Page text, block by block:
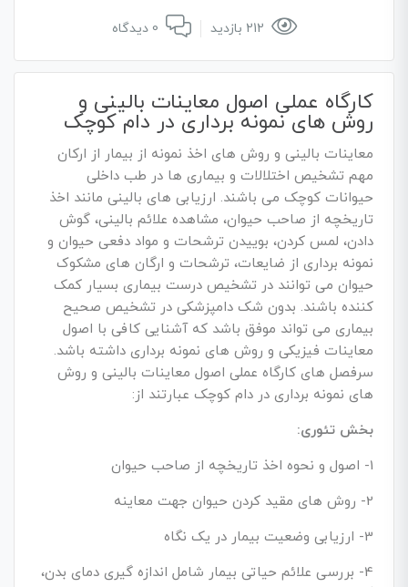
کارگاه عملی اصول معاینات بالینی و
روش های نمونه برداری در دام کوچک
معاینات بالینی و روش های اخذ نمونه از بیمار از ارکان
مهم تشخیص اختلالات و بیماری ها در طب داخلی
حیوانات کوچک می باشند. ارزیابی های بالینی مانند اخذ
تاریخچه از صاحب حیوان، مشاهده علائم بالینی، گوش
دادن، لمس کردن، بوییدن ترشحات و مواد دفعی حیوان و
نمونه برداری از ضایعات، ترشحات و ارگان های مشکوک
حیوان می توانند در تشخیص درست بیماری بسیار کمک
کننده باشند. بدون شک دامپزشکی در تشخیص صحیح
بیماری می تواند موفق باشد که آشنایی کافی با اصول
معاینات فیزیکی و روش های نمونه برداری داشته باشد.
سرفصل های کارگاه عملی اصول معاینات بالینی و روش
های نمونه برداری در دام کوچک عبارتند از:
بخش تئوری:
1- اصول و نحوه اخذ تاریخچه از صاحب حیوان
2- روش های مقید کردن حیوان جهت معاینه
3- ارزیابی وضعیت بیمار در یک نگاه
4- بررسی علائم حیاتی بیمار شامل اندازه گیری دمای بدن،